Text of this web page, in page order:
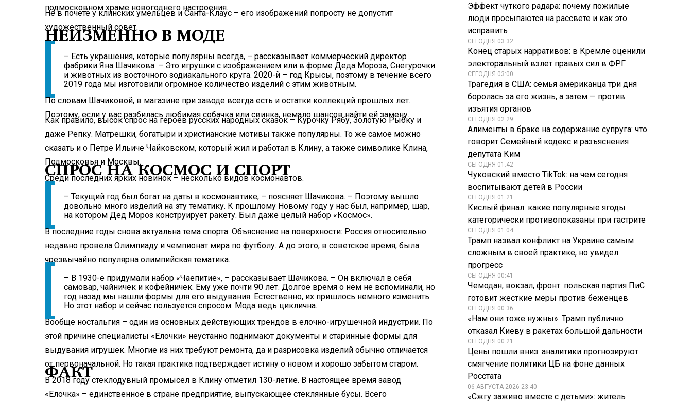
подмосковном храме новогоднего настроения.
Не в почете у клинских умельцев и Санта-Клаус – его изображений попросту не допустит
художественный совет.
НЕИЗМЕННО В МОДЕ
– Есть украшения, которые популярны всегда, – рассказывает коммерческий директор
фабрики Яна Шачикова. – Это игрушки с изображением или в форме Деда Мороза, Снегурочки
и животных из восточного зодиакального круга. 2020-й – год Крысы, поэтому в течение всего
2019 года мы изготовили огромное количество изделий с этим животным.
По словам Шачиковой, в магазине при заводе всегда есть и остатки коллекций прошлых лет.
Поэтому, если у вас разбилась любимая собачка или свинка, немало шансов найти ей замену.
Как правило, высок спрос на героев русских народных сказок – Курочку Рябу, Золотую Рыбку и
даже Репку. Матрешки, богатыри и христианские мотивы также популярны. То же самое можно
сказать и о Петре Ильиче Чайковском, который жил и работал в Клину, а также символике Клина,
Подмосковья и Москвы.
СПРОС НА КОСМОС И СПОРТ
Среди последних ярких новинок – несколько видов космонавтов.
– Текущий год был богат на даты в космонавтике, – поясняет Шачикова. – Поэтому вышло
довольно много изделий на эту тематику. К прошлому Новому году у нас был, например, шар,
на котором Дед Мороз конструирует ракету. Был даже целый набор «Космос».
В последние годы снова актуальна тема спорта. Объяснение на поверхности: Россия относительно
недавно провела Олимпиаду и чемпионат мира по футболу. А до этого, в советское время, была
чрезвычайно популярна олимпийская тематика.
– В 1930-е придумали набор «Чаепитие», – рассказывает Шачикова. – Он включал в себя
самовар, чайничек и кофейничек. Ему уже почти 90 лет. Долгое время о нем не вспоминали, но
год назад мы нашли формы для его выдувания. Естественно, их пришлось немного изменить.
Но этот набор и сейчас пользуется спросом. Мода ведь циклична.
Вообще ностальгия – один из основных действующих трендов в елочно-игрушечной индустрии. По
этой причине специалисты «Елочки» неустанно поднимают документы и старинные формы для
выдувания игрушек. Многие из них требуют ремонта, да и разрисовка изделий обычно отличается
от первоначальной. Но такая практика подтверждает истину о новом и хорошо забытом старом.
ФАКТ
В 2018 году стеклодувный промысел в Клину отметил 130-летие. В настоящее время завод
«Елочка» – единственное в стране предприятие, выпускающее стеклянные бусы. Всего
Эффект чуткого радара: почему пожилые
люди просыпаются на рассвете и как это
исправить
СЕГОДНЯ 03:32
Конец старых нарративов: в Кремле оценили
электоральный взлет правых сил в ФРГ
СЕГОДНЯ 03:00
Трагедия в США: семья американца три дня
боролась за его жизнь, а затем — против
изъятия органов
СЕГОДНЯ 02:29
Алименты в браке на содержание супруга: что
говорит Семейный кодекс и разъяснения
депутата Ким
СЕГОДНЯ 01:42
Чуковский вместо TikTok: на чем сегодня
воспитывают детей в России
СЕГОДНЯ 01:21
Кислый финал: какие популярные ягоды
категорически противопоказаны при гастрите
СЕГОДНЯ 01:04
Трамп назвал конфликт на Украине самым
сложным в своей практике, но увидел
прогресс
СЕГОДНЯ 00:41
Чемодан, вокзал, фронт: польская партия ПиС
готовит жесткие меры против беженцев
СЕГОДНЯ 00:36
«Нам они тоже нужны»: Трамп публично
отказал Киеву в ракетах большой дальности
СЕГОДНЯ 00:21
Цены пошли вниз: аналитики прогнозируют
смягчение политики ЦБ на фоне данных
Росстата
06 АВГУСТА 2026 23:40
«Сжгу заживо вместе с детьми»: житель